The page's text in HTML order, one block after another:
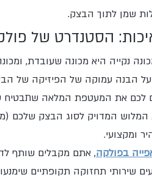
שמן לתוך הבצק.
הסטנדרט של
נקייה היא מכונה שעובדת,
הבנה עמוקה של הפיזיקה של
לכם את המעטפת המלאה
המלוש המדויק לסוג הבצק שלכם
ומקצועי.
בפולקה, אתם מקבלים שותף
שירותי תחזוקה תקופתיים